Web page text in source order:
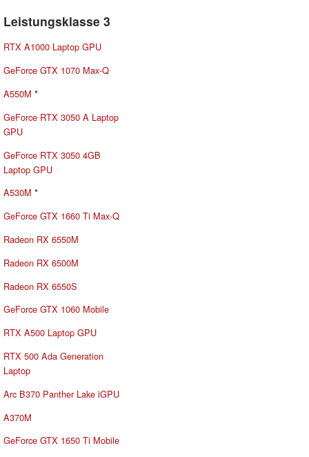
Leistungsklasse 3
RTX A1000 Laptop GPU
GeForce GTX 1070 Max-Q
A550M *
GeForce RTX 3050 A Laptop
GPU
GeForce RTX 3050 4GB
Laptop GPU
A530M *
GeForce GTX 1660 Ti Max-Q
Radeon RX 6550M
Radeon RX 6500M
Radeon RX 6550S
GeForce GTX 1060 Mobile
RTX A500 Laptop GPU
RTX 500 Ada Generation
Laptop
Arc B370 Panther Lake iGPU
A370M
GeForce GTX 1650 Ti Mobile